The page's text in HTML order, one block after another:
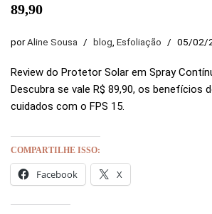
89,90
porAline Sousa blog, Esfoliação 05/02/
Review do Protetor Solar em Spray
Descubra se vale R$ 89,90, os benefícios
cuidados com o FPS 15.
COMPARTILHE ISSO:
Facebook X